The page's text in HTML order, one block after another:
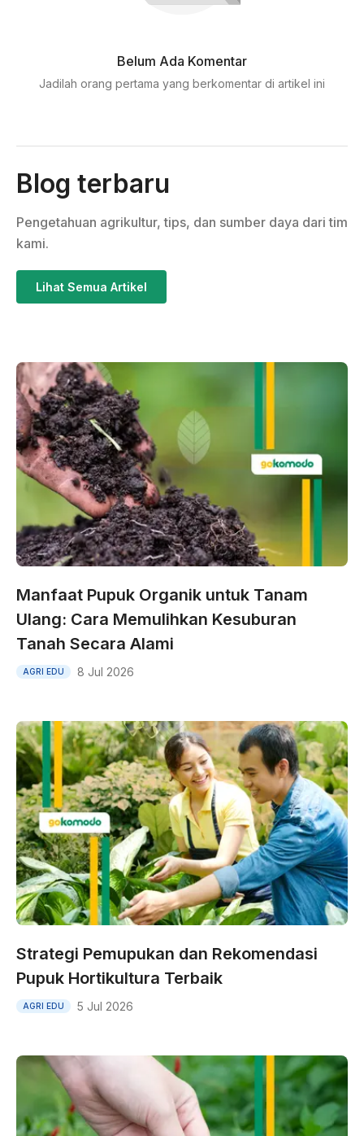
Belum Ada Komentar
Jadilah orang pertama yang berkomentar di artikel ini
Blog terbaru
Pengetahuan agrikultur, tips, dan sumber daya dari tim
kami.
Lihat Semua Artikel
Manfaat Pupuk Organik untuk Tanam
Ulang: Cara Memulihkan Kesuburan
Tanah Secara Alami
AGRI EDU 8 Jul 2026
Strategi Pemupukan dan Rekomendasi
Pupuk Hortikultura Terbaik
AGRI EDU 5 Jul 2026